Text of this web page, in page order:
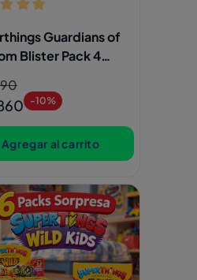
Guardians of
Blister Pack 4
-10%
Agregar al carrito